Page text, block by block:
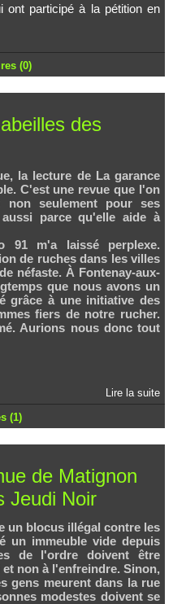
ont participé à la pétition en
(0)
des
la lecture de La garance
C'est une revue que l'on
non seulement pour ses
parce qu'elle aide à
91 m'a laissé perplexe.
de ruches dans les villes
néfaste. À Fontenay-aux-
que nous avons un
grâce à une initiative des
fiers de notre rucher.
Aurions nous donc tout
Lire la suite
(1)
de Matignon
Jeudi Noir
un blocus illégal contre les
un immeuble vide depuis
de l'ordre doivent être
non à l'enfreindre. Sinon,
gens meurent dans la rue
modestes doivent se